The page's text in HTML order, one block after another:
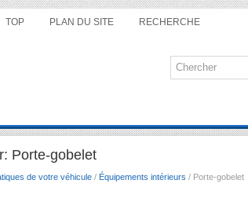
TOP PLAN DU SITE RECHERCHE
Porte-gobelet
de votre véhicule / Équipements intérieurs / Porte-gobelet